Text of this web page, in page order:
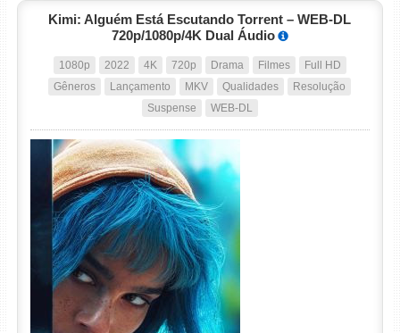
Kimi: Alguém Está Escutando Torrent – WEB-DL
720p/1080p/4K Dual Áudio
1080p 2022 4K 720p Drama Filmes
Full HD
Gêneros
Lançamento MKV Qualidades
Resolução
Suspense
WEB-DL